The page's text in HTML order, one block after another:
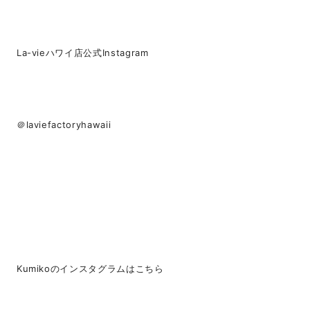
La-vieハワイ店公式Instagram
＠laviefactoryhawaii
Kumikoのインスタグラムはこちら